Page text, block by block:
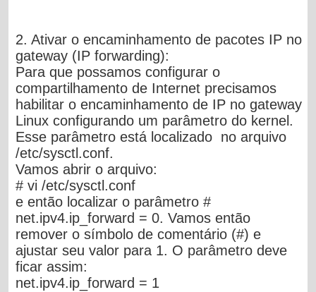
2. Ativar o encaminhamento de pacotes IP no
gateway (IP forwarding):
Para que possamos configurar o
compartilhamento de Internet precisamos
habilitar o encaminhamento de IP no gateway
Linux configurando um parâmetro do kernel.
Esse parâmetro está localizado no arquivo
/etc/sysctl.conf.
Vamos abrir o arquivo:
# vi /etc/sysctl.conf
e então localizar o parâmetro#
net.ipv4.ip_forward = 0. Vamos então
remover o símbolo de comentário (#) e
ajustar seu valor para 1. O parâmetro deve
ficar assim:
net.ipv4.ip_forward = 1